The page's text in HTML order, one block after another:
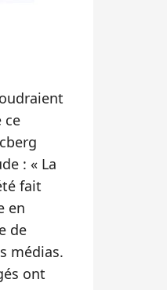
ce
: « La
fait
en
de
médias.
ont